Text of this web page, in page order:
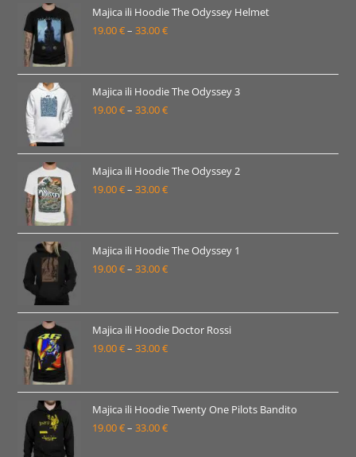
19.00 €
do
Majica ili Hoodie The Odyssey Helmet
19.00€– 33.00€Raspon
od
19.00 €
do
Majica ili Hoodie The Odyssey 3
19.00€– 33.00€Raspon
od
19.00 €
do
Majica ili Hoodie The Odyssey 2
19.00€– 33.00€Raspon
od
19.00 €
do
Majica ili Hoodie The Odyssey 1
19.00€– 33.00€Raspon
od
19.00 €
do
Majica ili Hoodie Doctor Rossi
19.00€– 33.00€Raspon
od
19.00 €
do
Majica ili Hoodie Twenty One Pilots Bandito
19.00€– 33.00€Raspon